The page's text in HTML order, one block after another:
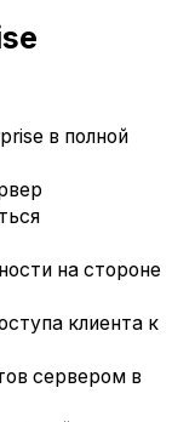
в полной
на стороне
клиента к
сервером в